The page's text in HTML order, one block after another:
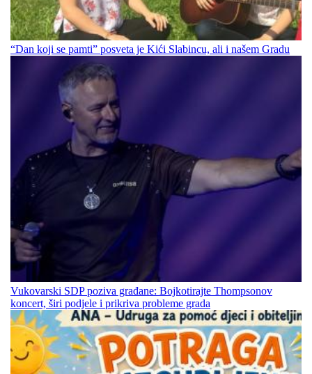
“Dan koji se pamti” posveta je Kići Slabincu, ali i našem Gradu
Vukovarski SDP poziva građane: Bojkotirajte Thompsonov
koncert, širi podjele i prikriva probleme grada